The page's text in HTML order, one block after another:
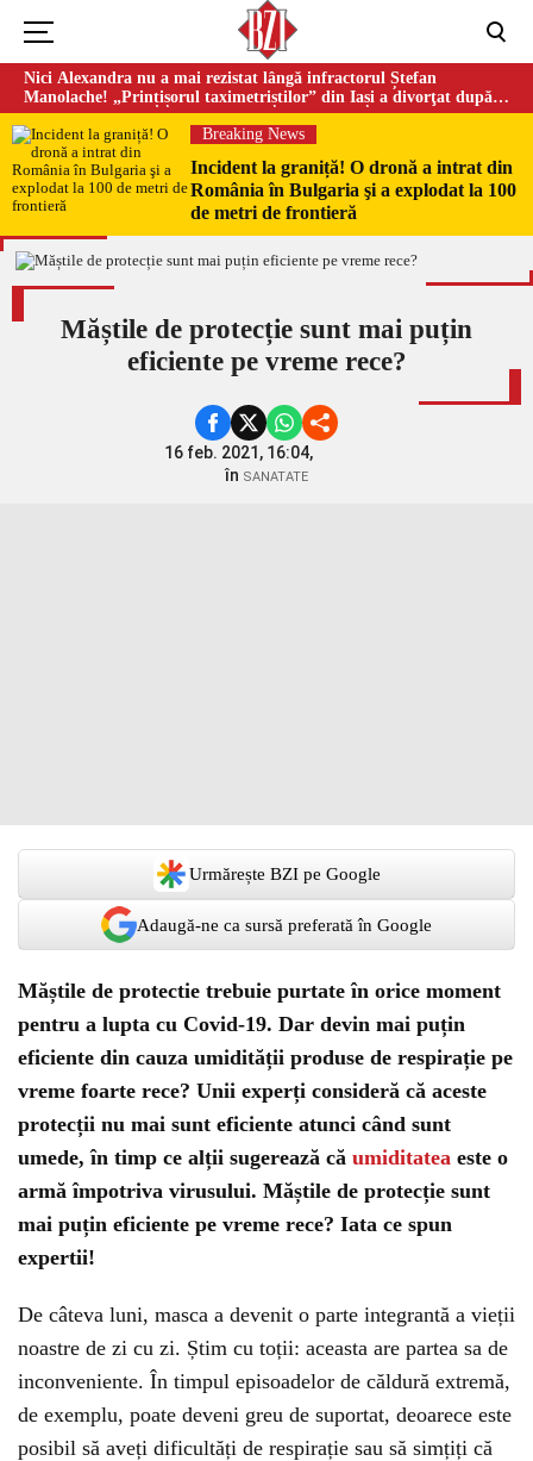
Nici Alexandra nu a mai rezistat lângă infractorul Ștefan
Manolache! „Prințișorul taximetriștilor” din Iași a divorţat după
doi ani de căsnicie
Breaking News
Incident la graniță! O dronă a intrat din
România în Bulgaria şi a explodat la 100
de metri de frontieră
Măștile de protecție sunt mai puțin
eficiente pe vreme rece?
16 feb. 2021, 16:04,
în SANATATE
Urmărește BZI pe Google
Adaugă-ne ca sursă preferată în Google
Măștile de protectie trebuie purtate în orice moment
pentru a lupta cu Covid-19. Dar devin mai puțin
eficiente din cauza umidității produse de respirație pe
vreme foarte rece? Unii experți consideră că aceste
protecții nu mai sunt eficiente atunci când sunt
umede, în timp ce alții sugerează că umiditatea este o
armă împotriva virusului. Măștile de protecție sunt
mai puțin eficiente pe vreme rece? Iata ce spun
expertii!
De câteva luni, masca a devenit o parte integrantă a vieții
noastre de zi cu zi. Știm cu toții: aceasta are partea sa de
inconveniente. În timpul episoadelor de căldură extremă,
de exemplu, poate deveni greu de suportat, deoarece este
posibil să aveți dificultăți de respirație sau să simțiți că